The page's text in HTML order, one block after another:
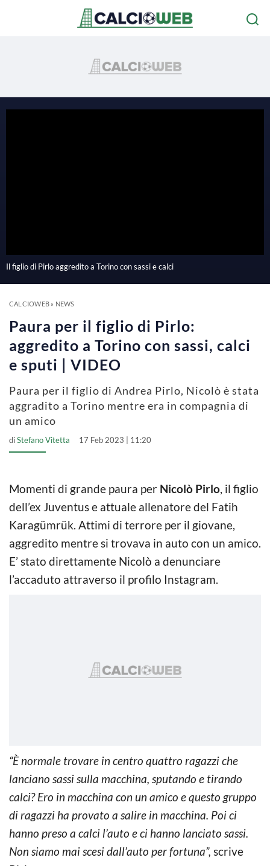
Il figlio di Pirlo aggredito a Torino con sassi e calci
CALCIOWEB» NEWS
Paura per il figlio di Pirlo:
aggredito a Torino con sassi, calci
e sputi | VIDEO
Paura per il figlio di Andrea Pirlo, Nicolò è stata
aggradito a Torino mentre era in compagnia di
un amico
diStefano Vitetta 17 Feb 2023 | 11:20
Momenti di grande paura per Nicolò Pirlo, il figlio
dell’ex Juventus e attuale allenatore del Fatih
Karagümrük. Attimi di terrore per il giovane,
aggredito mentre si trovava in auto con un amico.
E’ stato direttamente Nicolò a denunciare
l’accaduto attraverso il profilo Instagram.
“È normale trovare in centro quattro ragazzi che
lanciano sassi sulla macchina, sputando e tirando
calci? Ero in macchina con un amico e questo gruppo
di ragazzi ha provato a salire in macchina. Poi ci
hanno preso a calci l’auto e ci hanno lanciato sassi.
Non siamo mai scesi dall’auto per fortuna”, scrive